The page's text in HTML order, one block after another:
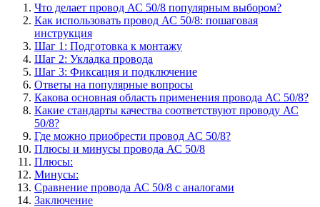
Что делает провод АС 50/8 популярным выбором?
Как использовать провод АС 50/8: пошаговая
инструкция
Шаг 1: Подготовка к монтажу
Шаг 2: Укладка провода
Шаг 3: Фиксация и подключение
Ответы на популярные вопросы
Какова основная область применения провода АС 50/8?
Какие стандарты качества соответствуют проводу АС
50/8?
Где можно приобрести провод АС 50/8?
Плюсы и минусы провода АС 50/8
Плюсы:
Минусы:
Сравнение провода АС 50/8 с аналогами
Заключение